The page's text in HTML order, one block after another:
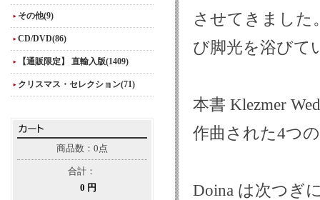
その他(9)
CD/DVD(86)
【通販限定】 直輸入版(1409)
クリスマス・セレクション(71)
商品数：0点
合計：
0 円
させてきました
び脚光を浴びて
本書 Klezmer
作曲された4つ
Doina は次つぎ